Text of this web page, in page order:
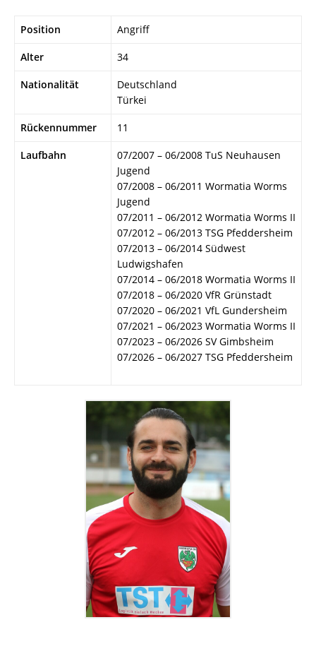
Position Angriff
Alter 34
Nationalität
Deutschland
Türkei
Rückennummer 11
Laufbahn
07/2007 – 06/2008 TuS Neuhausen
Jugend
07/2008 – 06/2011 Wormatia Worms
Jugend
07/2011 – 06/2012 Wormatia Worms II
07/2012 – 06/2013 TSG Pfeddersheim
07/2013 – 06/2014 Südwest
Ludwigshafen
07/2014 – 06/2018 Wormatia Worms II
07/2018 – 06/2020 VfR Grünstadt
07/2020 – 06/2021 VfL Gundersheim
07/2021 – 06/2023 Wormatia Worms II
07/2023 – 06/2026 SV Gimbsheim
07/2026 – 06/2027 TSG Pfeddersheim